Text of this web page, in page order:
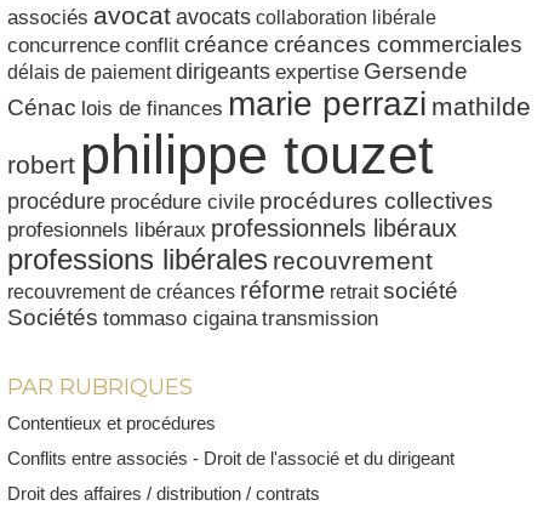
associés avocatavocats collaboration libérale
concurrence conflit créance créances commerciales
délais de paiement dirigeants expertise Gersende
Cénac lois de finances marie perrazi mathilde
robert philippe touzet
procédure procédure civile procédures collectives
profesionnels libéraux professionnels libéraux
professions libérales recouvrement
recouvrement de créances réforme retrait société
Sociétés tommaso cigaina transmission
PAR RUBRIQUES
Contentieux et procédures
Conflits entre associés - Droit de l'associé et du dirigeant
Droit des affaires / distribution / contrats